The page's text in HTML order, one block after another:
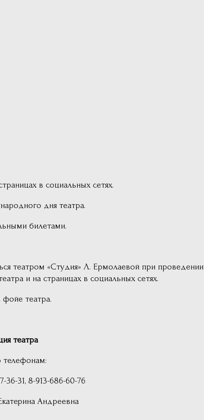
в социальных сетях.
дня театра.
билетами.
театром «Студия» Л. Ермолаевой при проведении
и на страницах в социальных сетях.
театра.
театра
686-60-76